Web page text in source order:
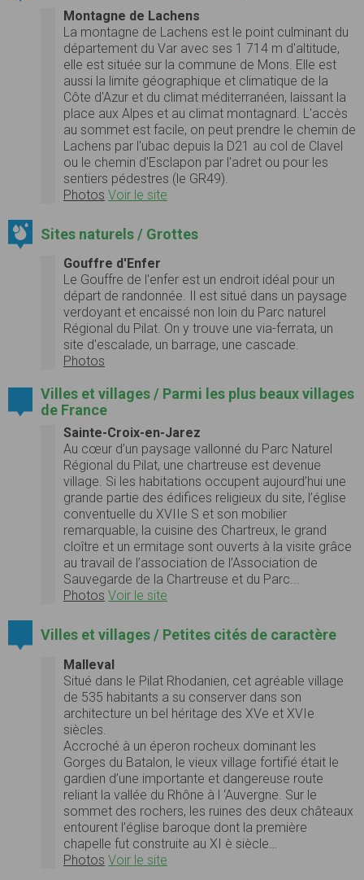
Montagne de Lachens
La montagne de Lachens est le point culminant du
département du Var avec ses 1 714 m d'altitude,
elle est située sur la commune de Mons. Elle est
aussi la limite géographique et climatique de la
Côte d'Azur et du climat méditerranéen, laissant la
place aux Alpes et au climat montagnard. L'accès
au sommet est facile, on peut prendre le chemin de
Lachens par l'ubac depuis la D21 au col de Clavel
ou le chemin d'Esclapon par l'adret ou pour les
sentiers pédestres (le GR49).
Photos Voir le site
Sites naturels / Grottes
Gouffre d'Enfer
Le Gouffre de l'enfer est un endroit idéal pour un
départ de randonnée. Il est situé dans un paysage
verdoyant et encaissé non loin du Parc naturel
Régional du Pilat. On y trouve une via-ferrata, un
site d'escalade, un barrage, une cascade.
Photos
Villes et villages / Parmi les plus beaux villages
de France
Sainte-Croix-en-Jarez
Au cœur d’un paysage vallonné du Parc Naturel
Régional du Pilat, une chartreuse est devenue
village. Si les habitations occupent aujourd’hui une
grande partie des édifices religieux du site, l’église
conventuelle du XVIIe S et son mobilier
remarquable, la cuisine des Chartreux, le grand
cloître et un ermitage sont ouverts à la visite grâce
au travail de l’association de l’Association de
Sauvegarde de la Chartreuse et du Parc...
Photos Voir le site
Villes et villages / Petites cités de caractère
Malleval
Situé dans le Pilat Rhodanien, cet agréable village
de 535 habitants a su conserver dans son
architecture un bel héritage des XVe et XVIe
siècles.
Accroché à un éperon rocheux dominant les
Gorges du Batalon, le vieux village fortifié était le
gardien d’une importante et dangereuse route
reliant la vallée du Rhône à l ‘Auvergne. Sur le
sommet des rochers, les ruines des deux châteaux
entourent l’église baroque dont la première
chapelle fut construite au XI è siècle…
Photos Voir le site